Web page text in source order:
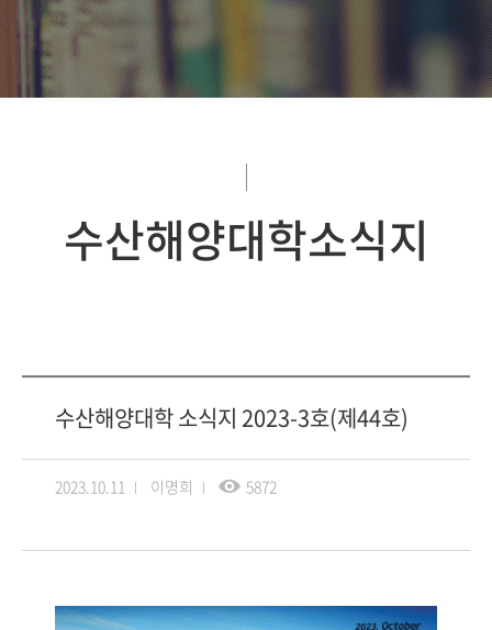
수산해양대학소식지
수산해양대학 소식지 2023-3호(제44호)
2023.10.11 이명희 5872